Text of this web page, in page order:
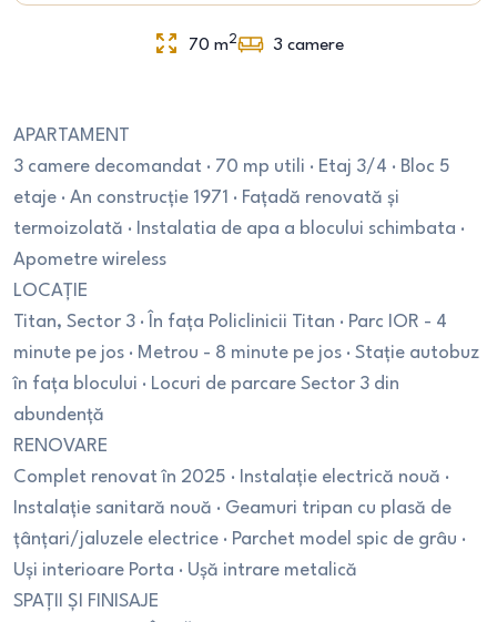
70 m2 3 camere
APARTAMENT
3 camere decomandat · 70 mp utili · Etaj 3/4 · Bloc 5
etaje · An construcție 1971 · Fațadă renovată și
termoizolată · Instalatia de apa a blocului schimbata ·
Apometre wireless
LOCAȚIE
Titan, Sector 3 · În fața Policlinicii Titan · Parc IOR - 4
minute pe jos · Metrou - 8 minute pe jos · Stație autobuz
în fața blocului · Locuri de parcare Sector 3 din
abundență
RENOVARE
Complet renovat în 2025 · Instalație electrică nouă ·
Instalație sanitară nouă · Geamuri tripan cu plasă de
țânțari/jaluzele electrice · Parchet model spic de grâu ·
Uși interioare Porta · Ușă intrare metalică
SPAȚII ȘI FINISAJE